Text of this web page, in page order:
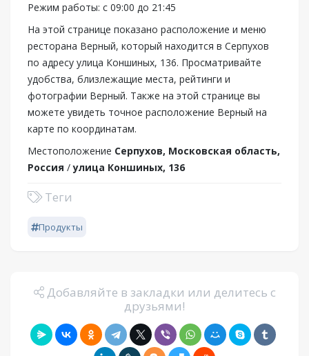
Режим работы: с 09:00 до 21:45
На этой странице показано расположение и меню
ресторана Верный, который находится в Серпухов
по адресу улица Коншиных, 136. Просматривайте
удобства, близлежащие места, рейтинги и
фотографии Верный. Также на этой странице вы
можете увидеть точное расположение Верный на
карте по координатам.
Местоположение Серпухов, Московская область,
Россия /улица Коншиных, 136
Теги
Продукты
Добавляйте в закладки или делитесь с
друзьями!